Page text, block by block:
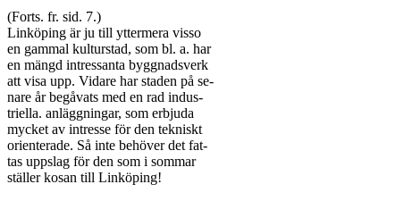
(Forts. fr. sid. 7.)
Linköping är ju till yttermera visso
en gammal kulturstad, som bl. a. har
en mängd intressanta byggnadsverk
att visa upp. Vidare har staden på se-
nare år begåvats med en rad indus-
triella. anläggningar, som erbjuda
mycket av intresse för den tekniskt
orienterade. Så inte behöver det fat-
tas uppslag för den som i sommar
ställer kosan till Linköping!